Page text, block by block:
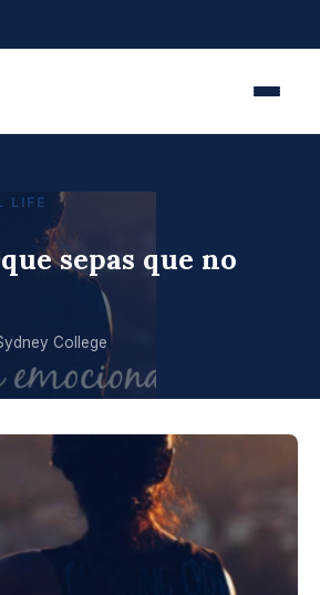
LIFE
sepas que no
College